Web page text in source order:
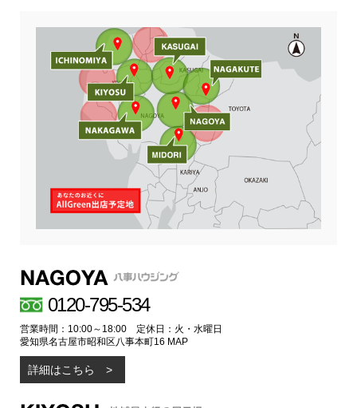
0120-795-534
営業時間：10:00～18:00 定休日：火・水曜日
愛知県名古屋市昭和区八事本町16 MAP
詳細はこちら